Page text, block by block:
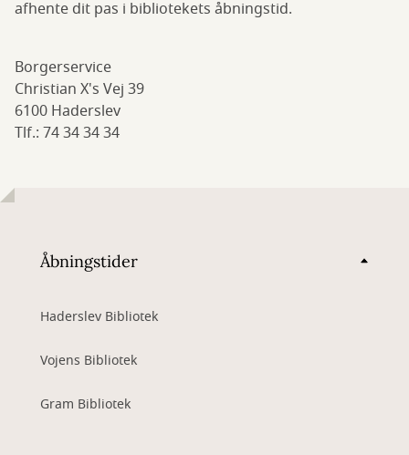
afhente dit pas i bibliotekets åbningstid.
Borgerservice
Christian X's Vej 39
6100 Haderslev
Tlf.: 74 34 34 34
Åbningstider
Haderslev Bibliotek
Vojens Bibliotek
Gram Bibliotek